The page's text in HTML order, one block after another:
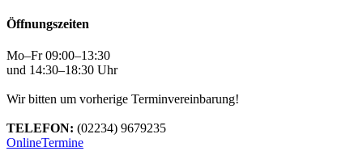
Öffnungszeiten
Mo–Fr 09:00–13:30
und 14:30–18:30 Uhr
Wir bitten um vorherige Terminvereinbarung!
TELEFON: (02234) 9679235
OnlineTermine